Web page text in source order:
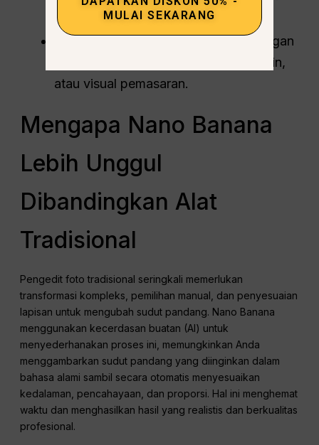
perlu mengambil gambar ulang.
– Bereksperimen dengan
sudut pandang unik dalam seni, desain,
atau visual pemasaran.
Mengapa Nano Banana
Lebih Unggul
Dibandingkan Alat
Tradisional
Pengedit foto tradisional seringkali memerlukan
transformasi kompleks, pemilihan manual, dan penyesuaian
lapisan untuk mengubah sudut pandang. Nano Banana
menggunakan kecerdasan buatan (AI) untuk
menyederhanakan proses ini, memungkinkan Anda
menggambarkan sudut pandang yang diinginkan dalam
bahasa alami sambil secara otomatis menyesuaikan
kedalaman, pencahayaan, dan proporsi. Hal ini menghemat
waktu dan menghasilkan hasil yang realistis dan berkualitas
profesional.
MULAI SEKARANG